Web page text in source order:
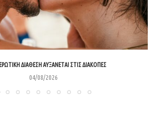
ΕΡΩΤΙΚΉ ΔΙΆΘΕΣΗ ΑΥΞΆΝΕΤΑΙ ΣΤΙΣ ΔΙΑΚΟΠΈΣ
04/08/2026